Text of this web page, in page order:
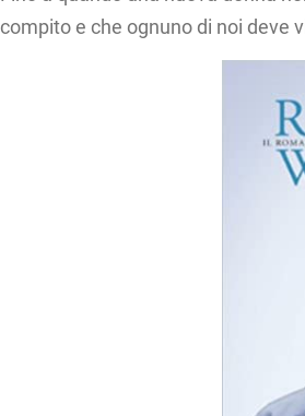
compito e che ognuno di noi deve